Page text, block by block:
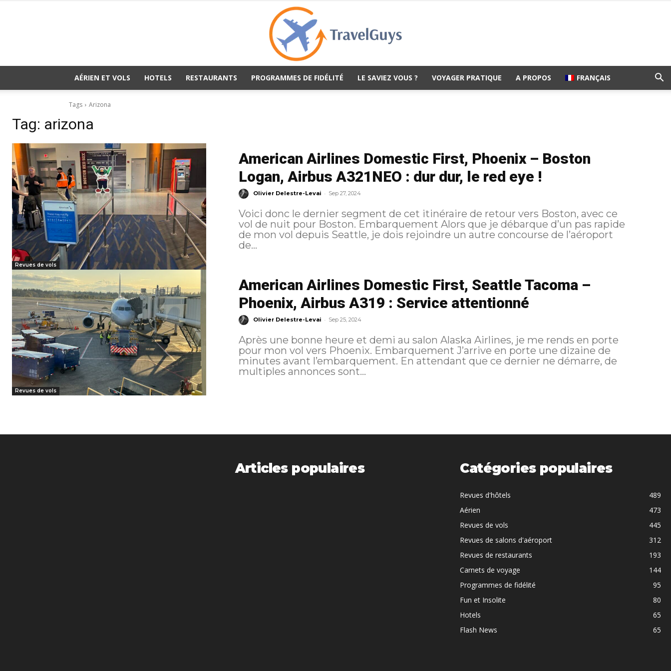
AÉRIEN ET VOLS HOTELS RESTAURANTS PROGRAMMES DE FIDÉLITÉ LE SAVIEZ VOUS ? VOYAGER PRATIQUE A PROPOS FRANÇAIS
Tags Arizona
Tag: arizona
Revues de vols
American Airlines Domestic First, Phoenix – Boston
Logan, Airbus A321NEO : dur dur, le red eye !
Olivier Delestre-Levai - Sep 27, 2024
Voici donc le dernier segment de cet itinéraire de retour vers Boston, avec ce
vol de nuit pour Boston. Embarquement Alors que je débarque d’un pas rapide
de mon vol depuis Seattle, je dois rejoindre un autre concourse de l’aéroport
de...
Revues de vols
American Airlines Domestic First, Seattle Tacoma –
Phoenix, Airbus A319 : Service attentionné
Olivier Delestre-Levai - Sep 25, 2024
Après une bonne heure et demi au salon Alaska Airlines, je me rends en porte
pour mon vol vers Phoenix. Embarquement J’arrive en porte une dizaine de
minutes avant l’embarquement. En attendant que ce dernier ne démarre, de
multiples annonces sont...
Articles populaires Catégories populaires
Revues d'hôtels
489
Aérien
473
Revues de vols
445
Revues de salons d'aéroport
312
Revues de restaurants
193
Carnets de voyage
144
Programmes de fidélité
95
Fun et Insolite
80
Hotels
65
Flash News
65